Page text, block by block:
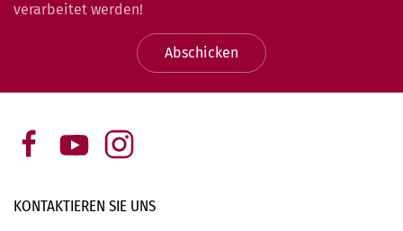
verarbeitet werden!
Abschicken
KONTAKTIEREN SIE UNS